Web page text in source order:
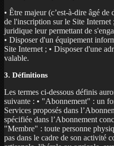
• Être majeur (c’est-à-dire âgé
de l'inscription sur le Site Internet
juridique leur permettant de
• Disposer d'un équipement
Site Internet ; • Disposer d'une
valable.
3. Définitions
Les termes ci-dessous définis
suivante : • "Abonnement" : un
Services proposés dans
spécifiée dans l’Abonnement
"Membre" : toute personne
pas dans le cadre de son activité